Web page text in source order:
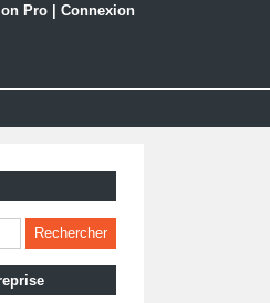
Pro Connexion